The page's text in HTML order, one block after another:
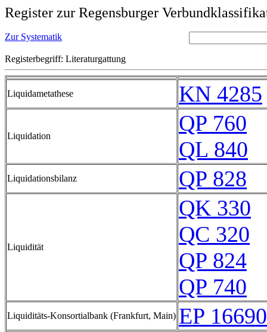
Register zur Regensburger
Zur Systematik
Registerbegriff: Literaturgattung
Liquidametathese KN 4285
Liquidation
QP 760
QL 840
Liquidationsbilanz QP 828
Liquidität
QK 330
QC 320
QP 824
QP 740
Liquiditäts-Konsortialbank (Frankfurt, Main) EP